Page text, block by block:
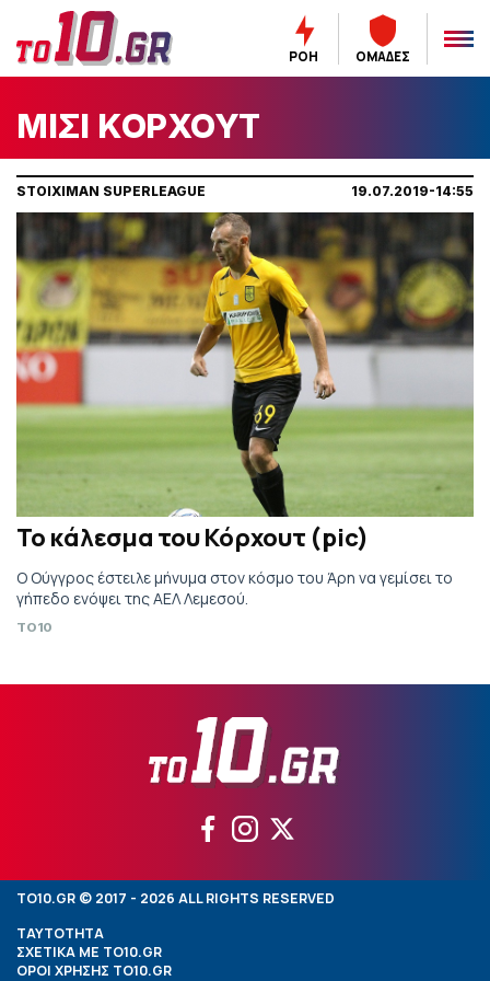
ΡΟΗ ΟΜΑΔΕΣ
ΜΙΣΙ ΚΟΡΧΟΥΤ
STOIXIMAN SUPERLEAGUE 19.07.2019-14:55
Το κάλεσμα του Κόρχουτ (pic)
Ο Ούγγρος έστειλε μήνυμα στον κόσμο του Άρη να γεμίσει το
γήπεδο ενόψει της ΑΕΛ Λεμεσού.
TO10
TO10.GR © 2017 - 2026 ALL RIGHTS RESERVED
ΤΑΥΤΟΤΗΤΑ
ΣΧΕΤΙΚΑ ΜΕ TO10.GR
ΟΡΟΙ ΧΡΗΣΗΣ TO10.GR